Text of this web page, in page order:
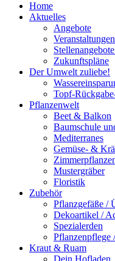
Home
Aktuelles
Angebote
Veranstaltungen
Zukunftspläne
Der Umwelt zuliebe!
Topf-
Pflanzenwelt
Beet & Balkon
Baumschule
Mediterranes
Gemüse- &
Mustergräber
Floristik
Zubehör
Pflanzgefäße /
Dekoartikel /
Spezialerden
Pflanzenpflege
Kraut & Ruam
Dein Hofladen